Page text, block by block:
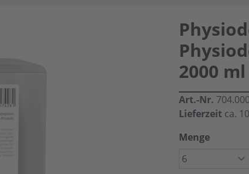
2000
Art.-Nr.
Lieferzeit ca.
Menge